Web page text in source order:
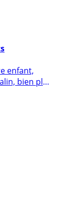
enfant,
bien plus